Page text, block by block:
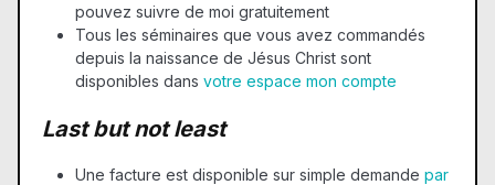
pouvez suivre de moi gratuitement
Tous les séminaires que vous avez commandés
depuis la naissance de Jésus Christ sont
disponibles dans votre espace mon compte
Last but not least
Une facture est disponible sur simple demande par